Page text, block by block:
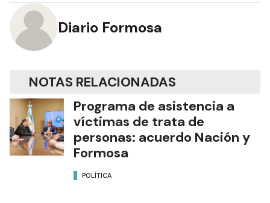
Diario Formosa
NOTAS RELACIONADAS
Programa de asistencia a
víctimas de trata de
personas: acuerdo Nación y
Formosa
POLÍTICA